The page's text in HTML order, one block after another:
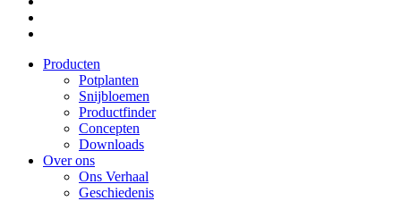
Producten
Potplanten
Snijbloemen
Productfinder
Concepten
Downloads
Over ons
Ons Verhaal
Geschiedenis